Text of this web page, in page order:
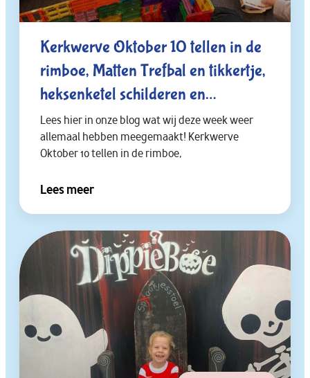
Kerkwerve Oktober 10 tellen in de
rimboe, Matten Trefbal en tikkertje,
heksenketel schilderen en
versieren.😁✔️
Lees hier in onze blog wat wij deze week weer
allemaal hebben meegemaakt! Kerkwerve
Oktober 10 tellen in de rimboe,
Lees meer